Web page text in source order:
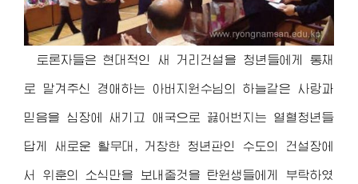
토론자들은 현대적인 새 거리건설을 청년들에게 통채
로 맡겨주신 경애하는 아버지원수님 의 하늘같은 사랑과
믿음을 심장에 새기고 애국으로 끓어번지는 열혈청년들
답게 새로운 활무대, 거창한 청년판인 수도의 건설장에
서 위훈의 소식만을 보내줄것을 탄원생들에게 부탁하였